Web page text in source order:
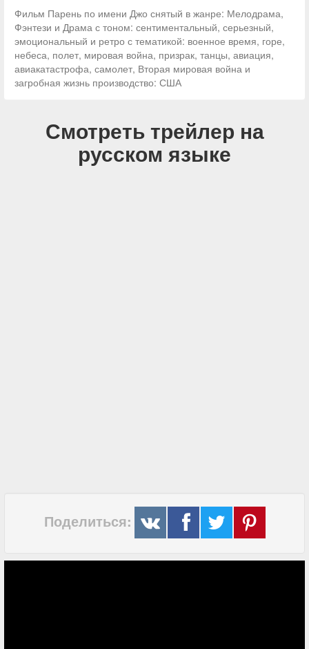
Фильм Парень по имени Джо снятый в жанре: Мелодрама,
Фэнтези и Драма с тоном: сентиментальный, серьезный,
эмоциональный и ретро с тематикой: военное время, горе,
небеса, полет, мировая война, призрак, танцы, авиация,
авиакатастрофа, самолет, Вторая мировая война и
загробная жизнь производство: США
Смотреть трейлер на
русском языке
Поделиться: